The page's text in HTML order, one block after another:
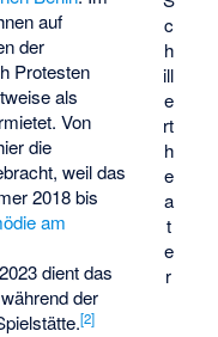
c
h
ill
e
rt
h
e
a
t
e
r
auf
der
Protesten
als
Von
die
weil das
2018 bis
am
dient das
während der
[2]